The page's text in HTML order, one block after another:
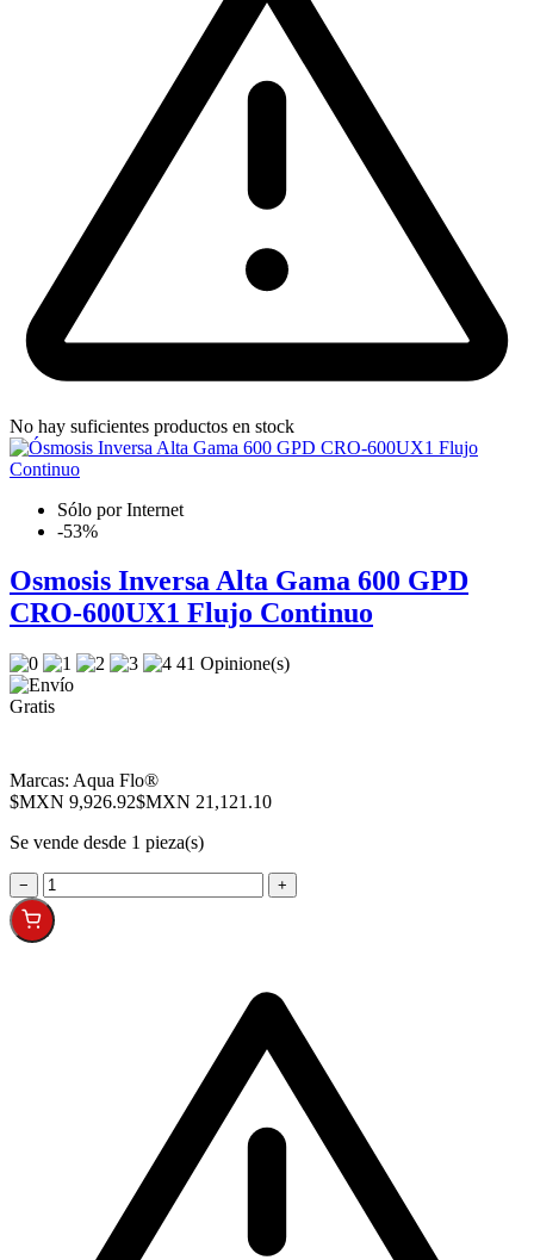
No hay suficientes productos en stock
Sólo por Internet
-53%
Osmosis Inversa Alta Gama 600 GPD
CRO-600UX1 Flujo Continuo
41 Opinione(s)
Marcas: Aqua Flo®
$MXN 9,926.92$MXN 21,121.10
Se vende desde 1 pieza(s)
− +